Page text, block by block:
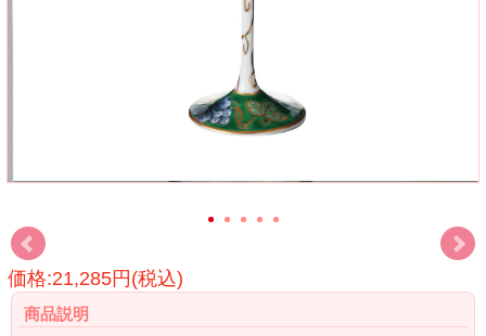
価格:21,285円(税込)
商品説明